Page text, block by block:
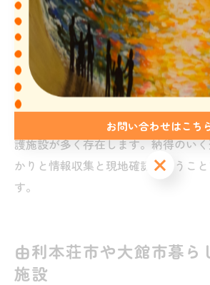
らない施設の実態が見えてきます。
複数の施設を比較し、自分や家族に
ておくことが大切です。
最終的には、家族やケアマネージャ
安心・安全に暮らせる環境を選びま
利本荘市や大館市には、地域に根ざ
護施設が多く存在します。納得のい
かりと情報収集と現地確認を行うこ
す。
由利本荘市や大館市暮ら
施設
お問い合わせはこち